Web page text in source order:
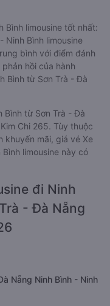
Bình limousine tốt nhất:
Ninh Bình limousine
bình với điểm đánh
hồi của hành
Bình từ Sơn Trà - Đà
Bình từ Sơn Trà - Đà
Chi 265. Tùy thuộc
khuyến mãi, giá vé Xe
limousine này có
đi Ninh
- Đà Nẵng
Nẵng Ninh Bình - Ninh